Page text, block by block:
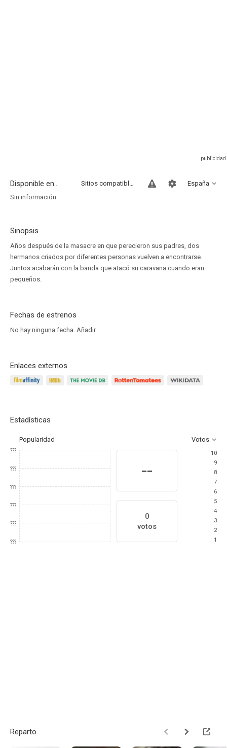
Disponible en... España
Sitios compatibles
Sin información
Sinopsis
Años después de la masacre en que perecieron sus padres, dos
hermanos criados por diferentes personas vuelven a encontrarse.
Juntos acabarán con la banda que atacó su caravana cuando eran
pequeños.
Fechas de estrenos
No hay ninguna fecha. Añadir
Enlaces externos
Estadísticas
Popularidad Votos
???
???
???
???
???
???
--
0
votos
10
9
8
7
6
5
4
3
2
1
Reparto